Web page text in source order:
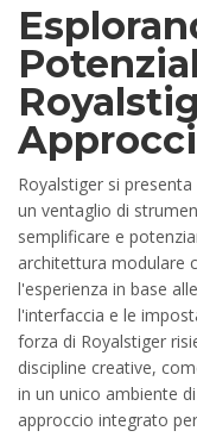
Royalstiger si
un ventaglio di
semplificare e
architettura modulare
l'esperienza in base
l'interfaccia e le
forza di Royalstiger
discipline creative,
in un unico ambiente
approccio integrato